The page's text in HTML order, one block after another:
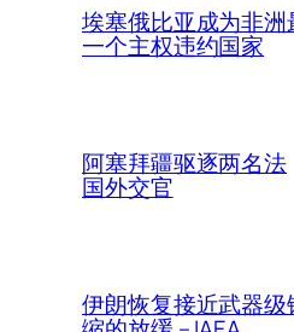
埃塞俄比亚成为非洲
一个主权违约国家
阿塞拜疆驱逐两名法
国外交官
伊朗恢复接近武器级